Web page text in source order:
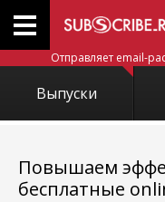
Отправляет email-
Выпуски
Повышаем
бесплатные